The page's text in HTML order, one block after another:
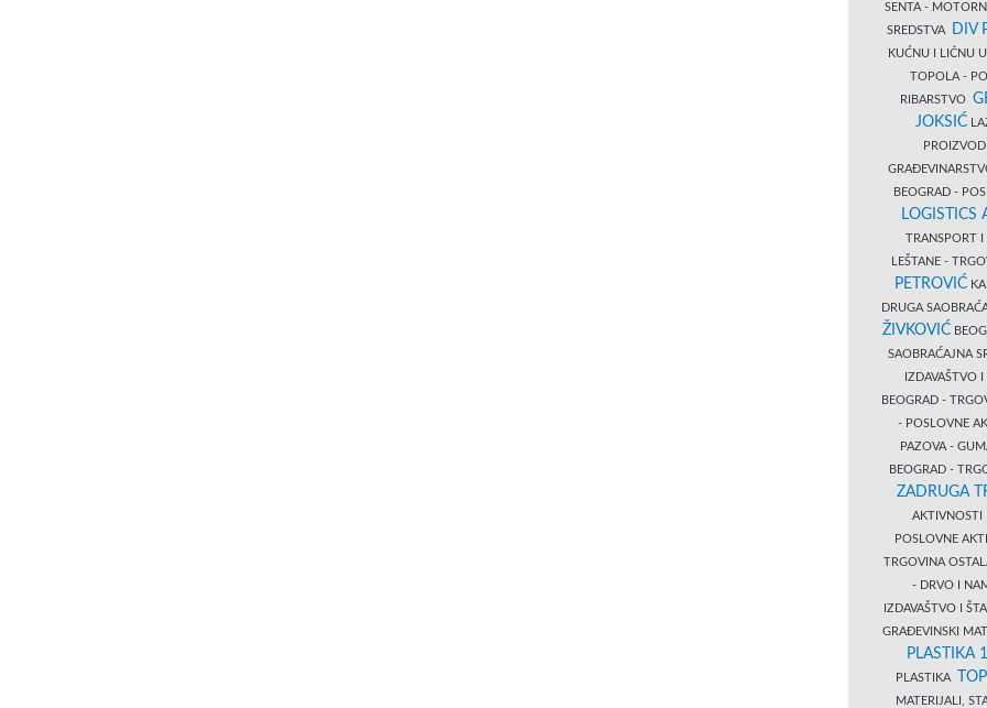
SENTA -
SREDSTVA
DIV
KUĆNU I LIČNU
TOPOLA -
RIBARSTVO
JOKSIĆ
BEOGRAD -
LOGISTICS
TRANSPORT
LEŠTANE -
PETROVIĆ
DRUGA
ŽIVKOVIĆ
SAOBRAĆAJNA
IZDAVAŠTVO
BEOGRAD -
- POSLOVNE
PAZOVA -
BEOGRAD -
ZADRUGA
POSLOVNE
TRGOVINA
- DRVO I
IZDAVAŠTVO I
GRAĐEVINSKI
PLASTIKA
PLASTIKA
MATERIJALI,